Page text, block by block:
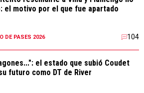
el motivo por el que fue apartado
DE PASES 2026 104
el estado que subió Coudet
futuro como DT de River